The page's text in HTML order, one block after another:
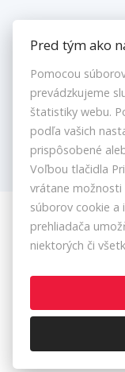
Dunajský rad 154/16,
Pred tým ako
Pomocou
prevádzkujeme
štatistiky webu.
podľa vašich
prispôsobené
Voľbou tlačidla
vrátane
súborov cookie a
prehliadača
niektorých či